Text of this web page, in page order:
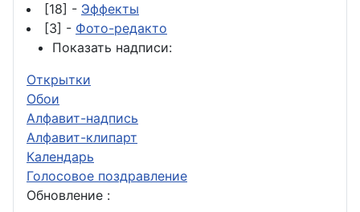
[18] - Эффекты
[3] - Фото-редакто
Показать надписи:
Открытки
Обои
Алфавит-надпись
Алфавит-клипарт
Календарь
Голосовое поздравление
Обновление :